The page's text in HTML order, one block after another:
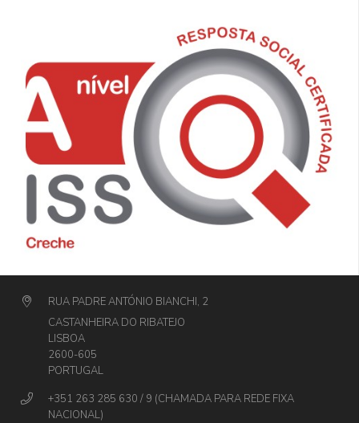
RUA PADRE ANTÓNIO BIANCHI, 2
CASTANHEIRA DO RIBATEJO
LISBOA
2600-605
PORTUGAL
+351 263 285 630 / 9 (CHAMADA PARA REDE FIXA
NACIONAL)